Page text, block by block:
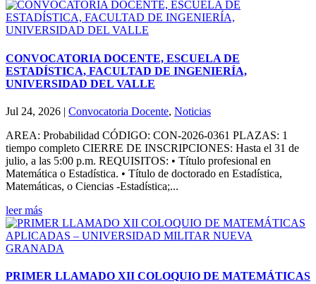
CONVOCATORIA DOCENTE, ESCUELA DE
ESTADÍSTICA, FACULTAD DE INGENIERÍA,
UNIVERSIDAD DEL VALLE
Jul 24, 2026 | Convocatoria Docente, Noticias
AREA: Probabilidad CÓDIGO: CON-2026-0361 PLAZAS: 1
tiempo completo CIERRE DE INSCRIPCIONES: Hasta el 31 de
julio, a las 5:00 p.m. REQUISITOS: • Título profesional en
Matemática o Estadística. • Título de doctorado en Estadística,
Matemáticas, o Ciencias -Estadística;...
leer más
PRIMER LLAMADO XII COLOQUIO DE MATEMÁTICAS